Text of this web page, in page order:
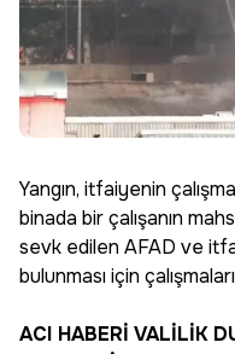
Yangın, itfaiyenin
binada bir çalışanın
sevk edilen AFAD ve
bulunması için
ACI HABERİ VALİLİK